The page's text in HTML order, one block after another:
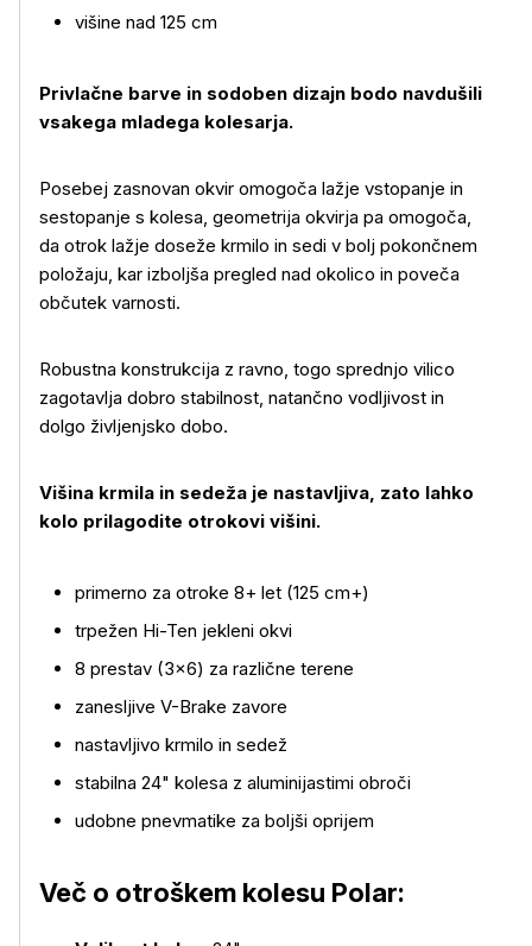
Več o izdelku
višine nad 125 cm
Privlačne barve in sodoben dizajn bodo navdušili
vsakega mladega kolesarja.
Posebej zasnovan okvir omogoča lažje vstopanje in
sestopanje s kolesa, geometrija okvirja pa omogoča,
da otrok lažje doseže krmilo in sedi v bolj pokončnem
položaju, kar izboljša pregled nad okolico in poveča
občutek varnosti.
Robustna konstrukcija z ravno, togo sprednjo vilico
zagotavlja dobro stabilnost, natančno vodljivost in
dolgo življenjsko dobo.
Višina krmila in sedeža je nastavljiva, zato lahko
kolo prilagodite otrokovi višini.
primerno za otroke 8+ let (125 cm+)
trpežen Hi-Ten jekleni okvi
8 prestav (3×6) za različne terene
zanesljive V-Brake zavore
nastavljivo krmilo in sedež
stabilna 24" kolesa z aluminijastimi obroči
udobne pnevmatike za boljši oprijem
Več o otroškem kolesu Polar: